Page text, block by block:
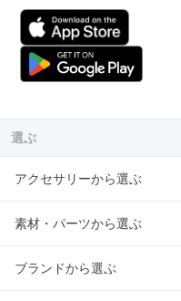
選ぶ
アクセサリーから選ぶ
素材・パーツから選ぶ
ブランドから選ぶ